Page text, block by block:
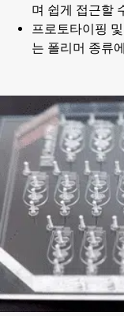
며 쉽게 접근할
프로토타이핑
는 폴리머 종류